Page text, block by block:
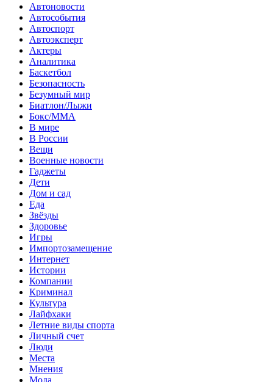
Автоновости
Автособытия
Автоспорт
Автоэксперт
Актеры
Аналитика
Баскетбол
Безопасность
Безумный мир
Биатлон/Лыжи
Бокс/MMA
В мире
В России
Вещи
Военные новости
Гаджеты
Дети
Дом и сад
Еда
Звёзды
Здоровье
Игры
Импортозамещение
Интернет
Истории
Компании
Криминал
Культура
Лайфхаки
Летние виды спорта
Личный счет
Люди
Места
Мнения
Мода